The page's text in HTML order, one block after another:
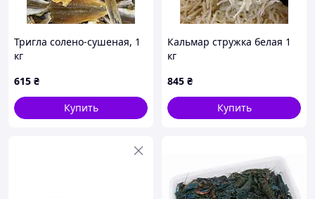
Тригла солено-сушеная, 1
кг
615 ₴
Купить
Кальмар стружка белая 1
кг
845 ₴
Купить